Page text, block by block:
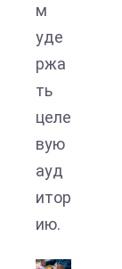
м
уде
ржа
ть
целе
вую
ауд
итор
ию.